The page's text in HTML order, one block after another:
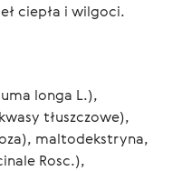
ciepła i wilgoci.
longa L.),
tłuszczowe),
maltodekstryna,
Rosc.),